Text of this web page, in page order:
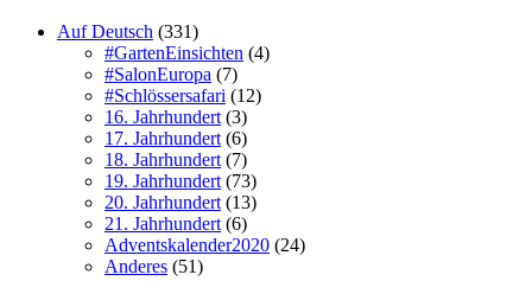
Auf Deutsch (331)
#GartenEinsichten (4)
#SalonEuropa (7)
#Schlössersafari (12)
16. Jahrhundert (3)
17. Jahrhundert (6)
18. Jahrhundert (7)
19. Jahrhundert (73)
20. Jahrhundert (13)
21. Jahrhundert (6)
Adventskalender2020 (24)
Anderes (51)